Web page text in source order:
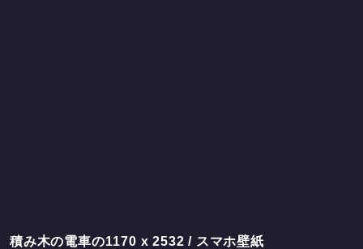
積み木の電車の1170 x 2532 / スマホ壁紙